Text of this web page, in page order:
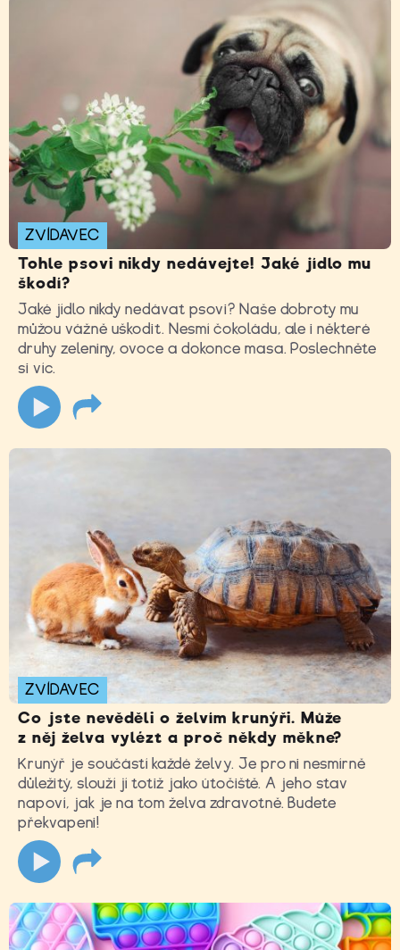
ZVÍDAVEC
Tohle psovi nikdy nedávejte! Jaké jídlo mu
škodí?
Jaké jídlo nikdy nedávat psovi? Naše dobroty mu
můžou vážně uškodit. Nesmí čokoládu, ale i některé
druhy zeleniny, ovoce a dokonce masa. Poslechněte
si víc.
ZVÍDAVEC
Co jste nevěděli o želvím krunýři. Může
z něj želva vylézt a proč někdy měkne?
Krunýř je součástí každé želvy. Je pro ni nesmírně
důležitý, slouží jí totiž jako útočiště. A jeho stav
napoví, jak je na tom želva zdravotně. Budete
překvapeni!